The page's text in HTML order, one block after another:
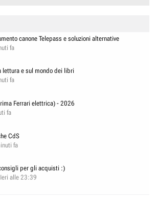
canone Telepass e soluzioni alternative
fa
lettura e sul mondo dei libri
fa
Ferrari elettrica) - 2026
fa
CdS
fa
per gli acquisti :)
Ieri alle 23:39